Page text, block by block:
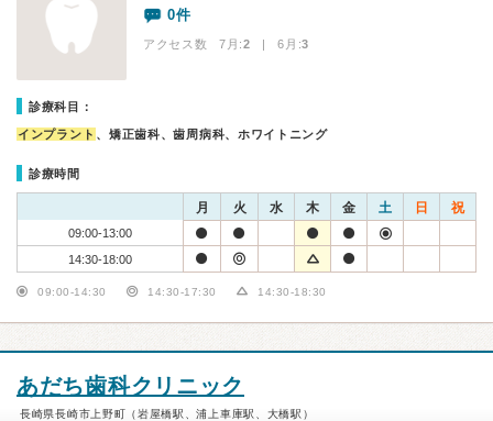
0件
アクセス数 7月:2 | 6月:3
診療科目：
インプラント 、矯正歯科、歯周病科、ホワイトニング
診療時間
月 火 水 木 金 土 日 祝
09:00-13:00
14:30-18:00
09:00-14:30 14:30-17:30 14:30-18:30
あだち歯科クリニック
長崎県長崎市上野町（岩屋橋駅、浦上車庫駅、大橋駅）